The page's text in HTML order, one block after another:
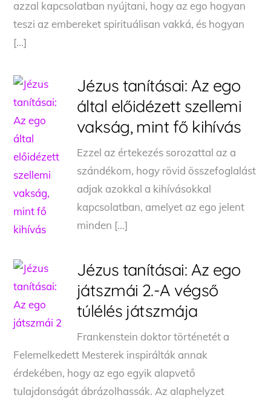
azzal kapcsolatban nyújtani, hogy az ego hogyan
teszi az embereket spirituálisan vakká, és hogyan
[…]
Jézus tanításai: Az ego
által előidézett szellemi
vakság, mint fő kihívás
Ezzel az értekezés sorozattal az a
szándékom, hogy rövid összefoglalást
adjak azokkal a kihívásokkal
kapcsolatban, amelyet az ego jelent
minden […]
Jézus tanításai: Az ego
játszmái 2.-A végső
túlélés játszmája
Frankenstein doktor történetét a
Felemelkedett Mesterek inspirálták annak
érdekében, hogy az ego egyik alapvető
tulajdonságát ábrázolhassák. Az alaphelyzet